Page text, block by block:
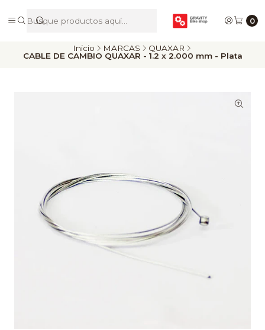
0
De Riders para Riders
Inicio MARCAS
QUAXAR
CABLE DE CAMBIO QUAXAR - 1.2 x 2.000 mm - Plata